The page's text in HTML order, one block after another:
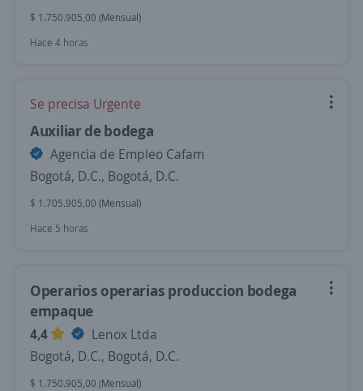
$ 1.750.905,00 (Mensual)
Hace 4 horas
Se precisa Urgente
Auxiliar de bodega
Agencia de Empleo Cafam
Bogotá, D.C., Bogotá, D.C.
$ 1.705.905,00 (Mensual)
Hace 5 horas
Operarios operarias produccion bodega
empaque
4,4
Lenox Ltda
Bogotá, D.C., Bogotá, D.C.
$ 1.750.905,00 (Mensual)